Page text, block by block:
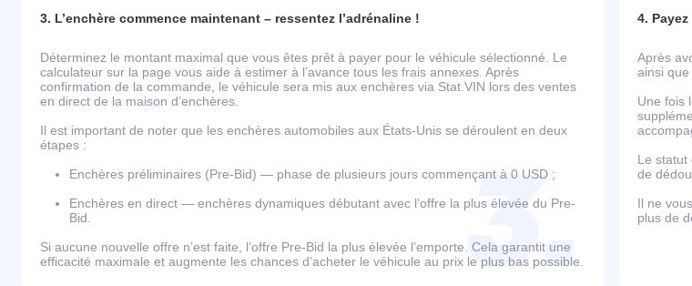
3. L’enchère commence maintenant – ressentez l’adrénaline !
Déterminez le montant maximal que vous êtes prêt à payer pour le véhicule sélectionné. Le
calculateur sur la page vous aide à estimer à l’avance tous les frais annexes. Après
confirmation de la commande, le véhicule sera mis aux enchères via Stat.VIN lors des ventes
en direct de la maison d’enchères.
Il est important de noter que les enchères automobiles aux États-Unis se déroulent en deux
étapes :
Enchères préliminaires (Pre-Bid) — phase de plusieurs jours commençant à 0 USD ;
Enchères en direct — enchères dynamiques débutant avec l’offre la plus élevée du Pre-
Bid.
Si aucune nouvelle offre n’est faite, l’offre Pre-Bid la plus élevée l’emporte. Cela garantit une
efficacité maximale et augmente les chances d’acheter le véhicule au prix le plus bas possible.
4.
Après
ainsi
Une fois
Le statut
de
Il ne
plus de